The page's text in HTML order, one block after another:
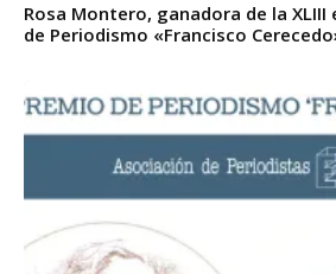
Rosa Montero, ganadora de la XLIII
de Periodismo «Francisco